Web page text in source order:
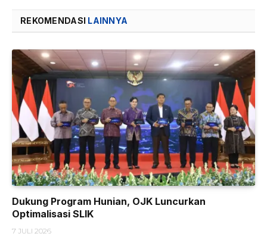
REKOMENDASI LAINNYA
Dukung Program Hunian, OJK Luncurkan
Optimalisasi SLIK
7 JULI 2026